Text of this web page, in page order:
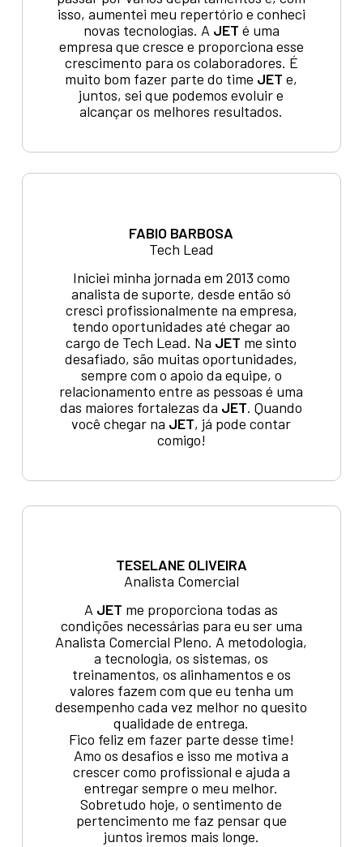
isso, aumentei meu repertório e conheci
novas tecnologias. A JET é uma
empresa que cresce e proporciona esse
crescimento para os colaboradores. É
muito bom fazer parte do time JET e,
juntos, sei que podemos evoluir e
alcançar os melhores resultados.
FABIO BARBOSA
Tech Lead
Iniciei minha jornada em 2013 como
analista de suporte, desde então só
cresci profissionalmente na empresa,
tendo oportunidades até chegar ao
cargo de Tech Lead. Na JET me sinto
desafiado, são muitas oportunidades,
sempre com o apoio da equipe, o
relacionamento entre as pessoas é uma
das maiores fortalezas da JET. Quando
você chegar na JET, já pode contar
comigo!
TESELANE OLIVEIRA
Analista Comercial
A JET me proporciona todas as
condições necessárias para eu ser uma
Analista Comercial Pleno. A metodologia,
a tecnologia, os sistemas, os
treinamentos, os alinhamentos e os
valores fazem com que eu tenha um
desempenho cada vez melhor no quesito
qualidade de entrega.
Fico feliz em fazer parte desse time!
Amo os desafios e isso me motiva a
crescer como profissional e ajuda a
entregar sempre o meu melhor.
Sobretudo hoje, o sentimento de
pertencimento me faz pensar que
juntos iremos mais longe.